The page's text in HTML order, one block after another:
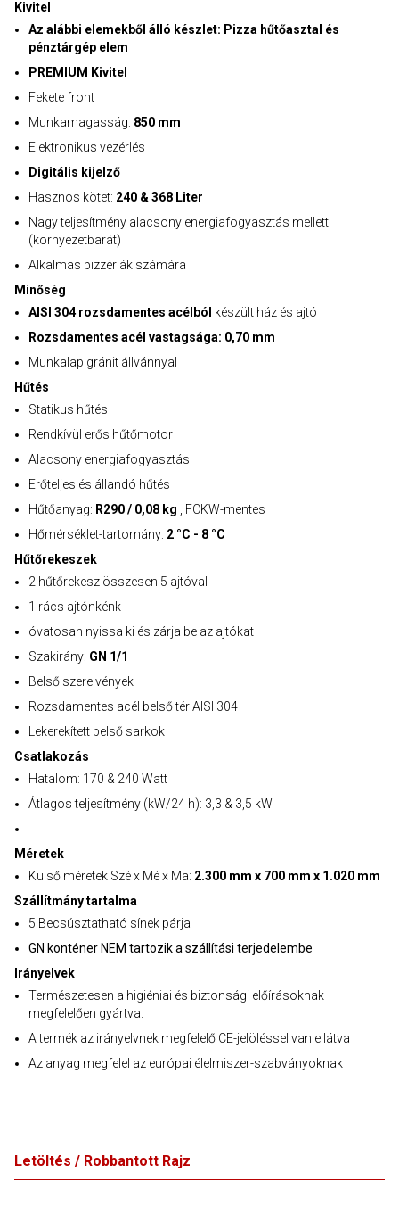
Kivitel
Az alábbi elemekből álló készlet: Pizza hűtőasztal és
pénztárgép elem
PREMIUM Kivitel
Fekete front
Munkamagasság: 850 mm
Elektronikus vezérlés
Digitális kijelző
Hasznos kötet: 240 & 368 Liter
Nagy teljesítmény alacsony energiafogyasztás mellett
(környezetbarát)
Alkalmas pizzériák számára
Minőség
AISI 304 rozsdamentes acélból készült ház és ajtó
Rozsdamentes acél vastagsága: 0,70 mm
Munkalap gránit állvánnyal
Hűtés
Statikus hűtés
Rendkívül erős hűtőmotor
Alacsony energiafogyasztás
Erőteljes és állandó hűtés
Hűtőanyag: R290 / 0,08 kg , FCKW-mentes
Hőmérséklet-tartomány: 2 °C - 8 °C
Hűtőrekeszek
2 hűtőrekesz összesen 5 ajtóval
1 rács ajtónkénk
óvatosan nyissa ki és zárja be az ajtókat
Szakirány: GN 1/1
Belső szerelvények
Rozsdamentes acél belső tér AISI 304
Lekerekített belső sarkok
Csatlakozás
Hatalom: 170 & 240 Watt
Átlagos teljesítmény (kW/24 h): 3,3 & 3,5 kW
Méretek
Külső méretek Szé x Mé x Ma: 2.300 mm x 700 mm x 1.020 mm
Szállítmány tartalma
5 Becsúsztatható sínek párja
GN konténer NEM tartozik a szállítási terjedelembe
Irányelvek
Természetesen a higiéniai és biztonsági előírásoknak
megfelelően gyártva.
A termék az irányelvnek megfelelő CE-jelöléssel van ellátva
Az anyag megfelel az európai élelmiszer-szabványoknak
Letöltés / Robbantott Rajz